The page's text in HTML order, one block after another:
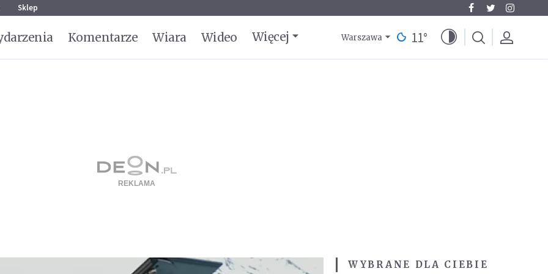
Sklep
Komentarze Wiara Wideo Więcej Warszawa 11°
WYBRANE DLA CIEBIE